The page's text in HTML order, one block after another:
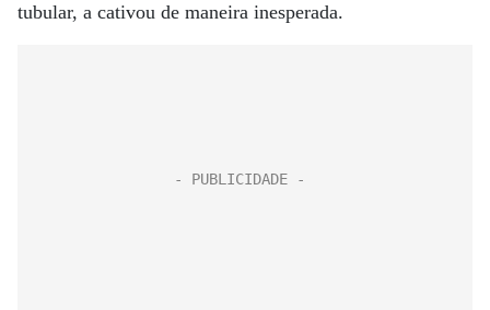
tubular, a cativou de maneira inesperada.